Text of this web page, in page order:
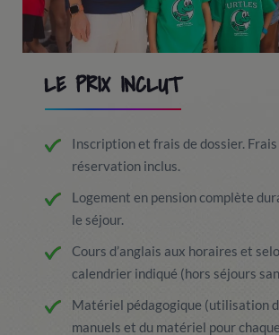
LE PRIX INCLUT
Inscription et frais de dossier. Frais
réservation inclus.
Logement en pension complète
le séjour.
Cours d’anglais aux horaires et
calendrier indiqué (hors séjours
Matériel pédagogique (utilisation
manuels et du matériel pour